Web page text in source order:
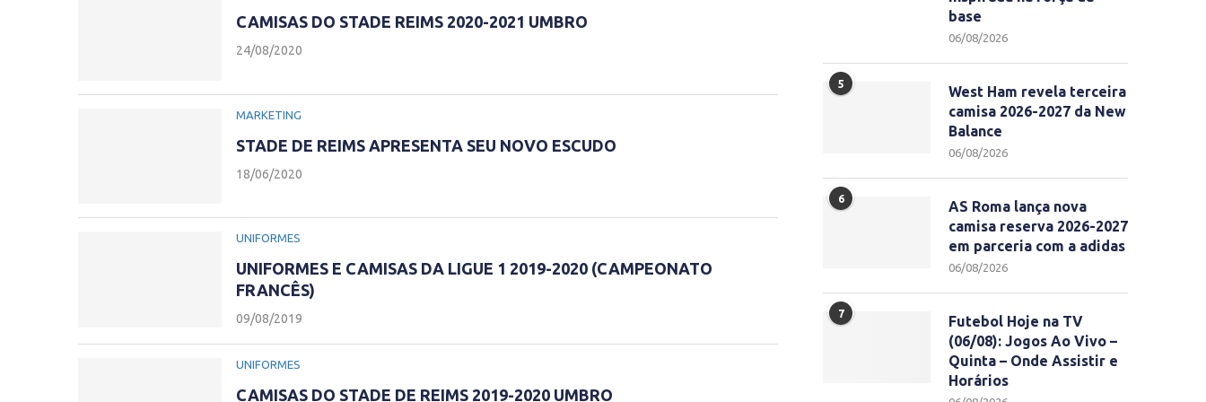
CAMISAS DO STADE REIMS 2020-2021 UMBRO
24/08/2020
MARKETING
STADE DE REIMS APRESENTA SEU NOVO ESCUDO
18/06/2020
UNIFORMES
UNIFORMES E CAMISAS DA LIGUE 1 2019-2020 (CAMPEONATO
FRANCÊS)
09/08/2019
UNIFORMES
CAMISAS DO STADE DE REIMS 2019-2020 UMBRO
base
06/08/2026
5
West Ham revela terceira
camisa 2026-2027 da New
Balance
06/08/2026
6
AS Roma lança nova
camisa reserva 2026-2027
em parceria com a adidas
06/08/2026
7
Futebol Hoje na TV
(06/08): Jogos Ao Vivo –
Quinta – Onde Assistir e
Horários